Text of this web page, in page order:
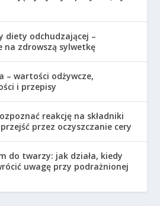
diety odchudzającej –
na zdrowszą sylwetkę
– wartości odżywcze,
i przepisy
reakcję na składniki
przez oczyszczanie cery
do twarzy: jak działa, kiedy
uwagę przy podrażnionej